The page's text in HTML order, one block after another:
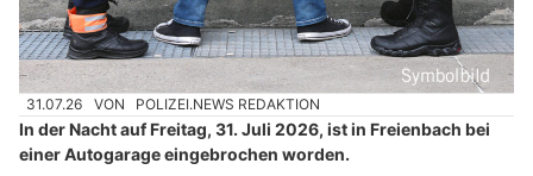
31.07.26 VON POLIZEI.NEWS REDAKTION
In der Nacht auf Freitag, 31. Juli 2026, ist in Freienbach bei
einer Autogarage eingebrochen worden.